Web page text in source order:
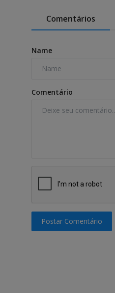
Comentários
Name
Comentário
Postar Comentário